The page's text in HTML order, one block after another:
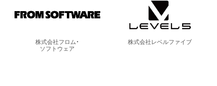
株式会社フロム・
ソフトウェア
株式会社レベルファイブ